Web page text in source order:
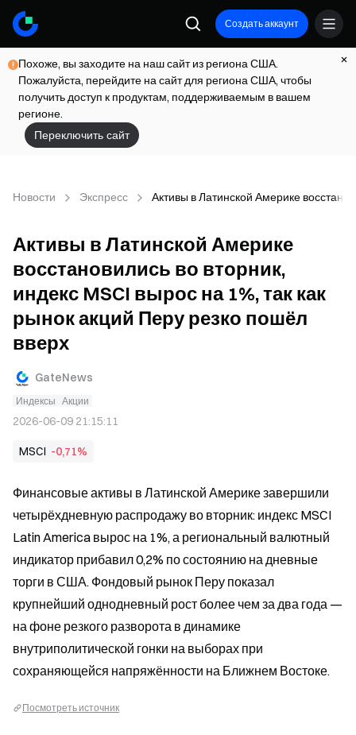
Создать аккаунт
Похоже, вы заходите на наш сайт из региона США.
Пожалуйста, перейдите на сайт для региона США, чтобы
получить доступ к продуктам, поддерживаемым в вашем
регионе.
Переключить сайт
Новости Экспресс Активы в Латинской Америке
Активы в Латинской Америке
восстановились во вторник,
индекс MSCI вырос на 1%, так как
рынок акций Перу резко пошёл
вверх
GateNews
Индексы Акции
2026-06-09 21:15:11
MSCI -0,71%
Финансовые активы в Латинской Америке завершили
четырёхдневную распродажу во вторник: индекс MSCI
Latin America вырос на 1%, а региональный валютный
индикатор прибавил 0,2% по состоянию на дневные
торги в США. Фондовый рынок Перу показал
крупнейший однодневный рост более чем за два года —
на фоне резкого разворота в динамике
внутриполитической гонки на выборах при
сохраняющейся напряжённости на Ближнем Востоке.
Посмотреть источник